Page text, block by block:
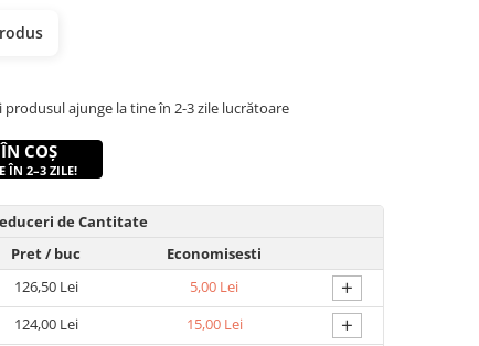
produsul ajunge la tine în 2-3 zile lucrătoare
COȘ
ÎN 2–3 ZILE!
de Cantitate
Pret/ buc
Economisesti
126,50 Lei 5,00 Lei +
124,00 Lei 15,00 Lei +